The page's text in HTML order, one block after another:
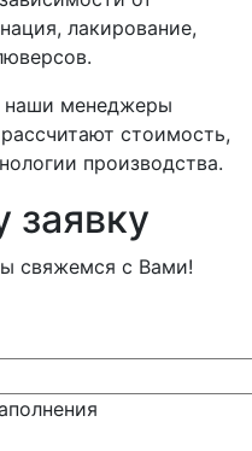
лакирование,
наши менеджеры
стоимость,
производства.
заявку
свяжемся с Вами!